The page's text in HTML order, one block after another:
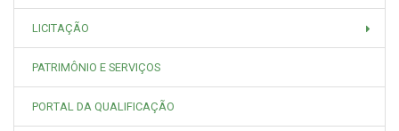
LICITAÇÃO
PATRIMÔNIO E SERVIÇOS
PORTAL DA QUALIFICAÇÃO